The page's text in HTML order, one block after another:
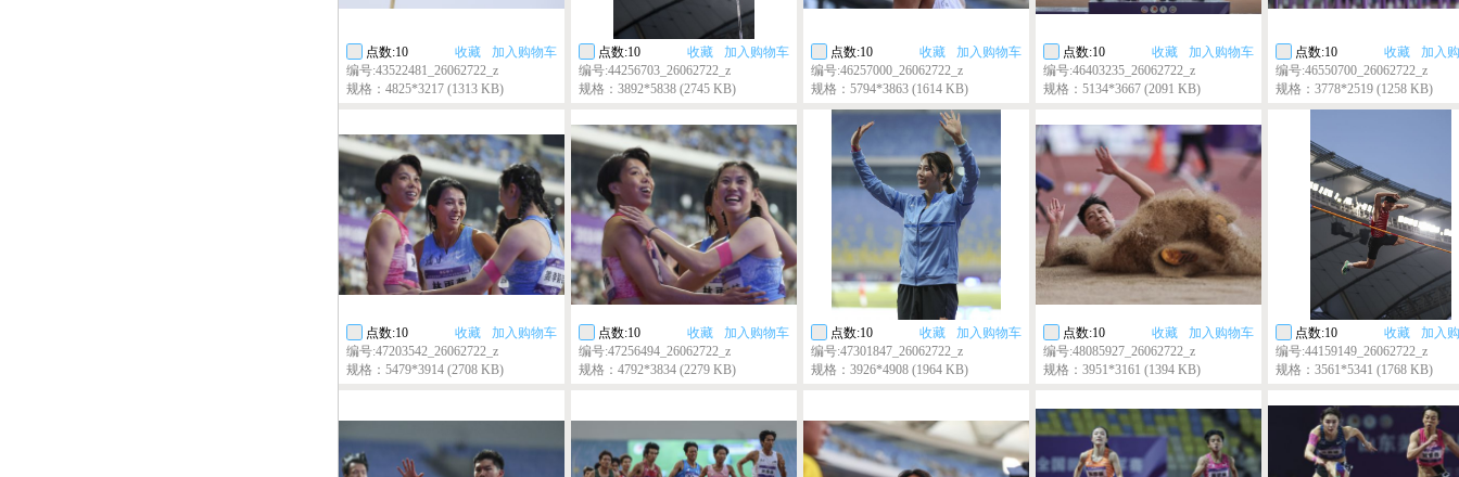
收藏 加入购物车
点数:10
编号:43522481_26062722_z
规格：4825*3217 (1313 KB)
收藏 加入购物车
点数:10
编号:44256703_26062722_z
规格：3892*5838 (2745 KB)
收藏 加入购物车
点数:10
编号:46257000_26062722_z
规格：5794*3863 (1614 KB)
收藏 加入购物车
点数:10
编号:46403235_26062722_z
规格：5134*3667 (2091 KB)
收藏 加入
点数:10
编号:46550700_26062722_z
规格：3778*2519 (1258 KB)
收藏 加入购物车
点数:10
编号:47203542_26062722_z
规格：5479*3914 (2708 KB)
收藏 加入购物车
点数:10
编号:47256494_26062722_z
规格：4792*3834 (2279 KB)
收藏 加入购物车
点数:10
编号:47301847_26062722_z
规格：3926*4908 (1964 KB)
收藏 加入购物车
点数:10
编号:48085927_26062722_z
规格：3951*3161 (1394 KB)
收藏 加入
点数:10
编号:44159149_26062722_z
规格：3561*5341 (1768 KB)